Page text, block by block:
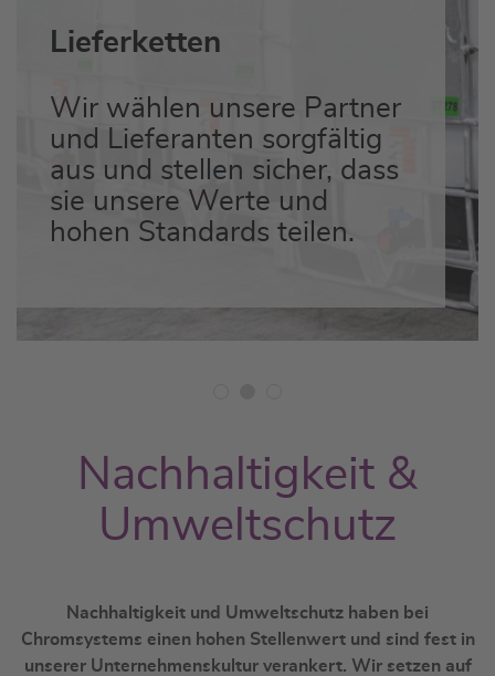
Lieferketten
Wir wählen unsere Partner
und Lieferanten sorgfältig
aus und stellen sicher, dass
sie unsere Werte und
hohen Standards teilen.
Nachhaltigkeit &
Umweltschutz
Nachhaltigkeit und Umweltschutz haben bei
Chromsystems einen hohen Stellenwert und sind fest in
unserer Unternehmenskultur verankert. Wir setzen auf